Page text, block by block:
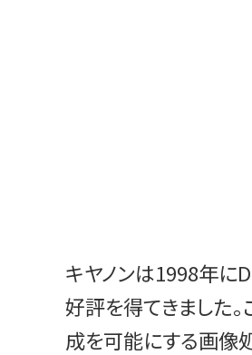
キヤノンは1998年に
好評を得てきました
成を可能にする画像